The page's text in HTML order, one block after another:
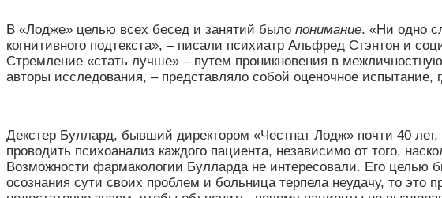
В «Лодже» целью всех бесед и занятий было понимание. «Ни одно
когнитивного подтекста», – писали психиатр Альфред Стэнтон и
Стремление «стать лучше» – путем проникновения в
авторы исследования, – представляло собой оценочное
Декстер Буллард, бывший директором «Честнат Лодж» почти 40
проводить психоанализ каждого пациента, независимо от того,
Возможности фармакологии Булларда не интересовали. Его
осознания сути своих проблем и больница терпела неудачу, то это